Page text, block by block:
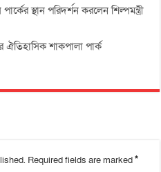
স্থান পরিদর্শন করলেন শিল্পমন্ত্রী
শাকপালা পার্ক
Required fields are marked*